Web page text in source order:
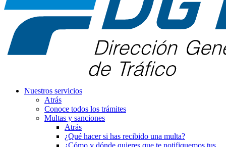
Nuestros servicios
Atrás
Conoce todos los trámites
Multas y sanciones
Atrás
¿Qué hacer si has recibido una multa?